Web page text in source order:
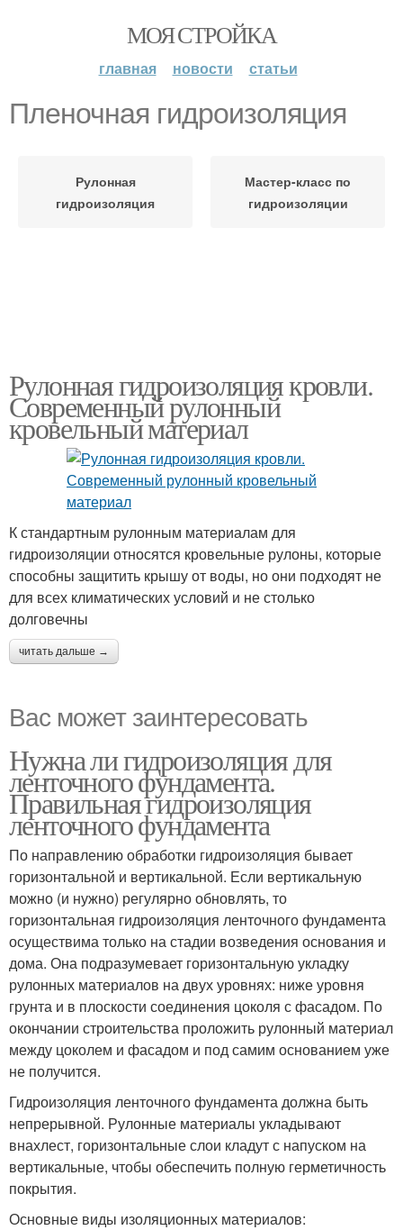
МОЯ СТРОЙКА
главная новости статьи
Пленочная гидроизоляция
Рулонная
гидроизоляция
Мастер-класс по
гидроизоляции
Рулонная гидроизоляция кровли.
Современный рулонный
кровельный материал
К стандартным рулонным материалам для
гидроизоляции относятся кровельные рулоны, которые
способны защитить крышу от воды, но они подходят не
для всех климатических условий и не столько
долговечны
читать дальше →
Вас может заинтересовать
Нужна ли гидроизоляция для
ленточного фундамента.
Правильная гидроизоляция
ленточного фундамента
По направлению обработки гидроизоляция бывает
горизонтальной и вертикальной. Если вертикальную
можно (и нужно) регулярно обновлять, то
горизонтальная гидроизоляция ленточного фундамента
осуществима только на стадии возведения основания и
дома. Она подразумевает горизонтальную укладку
рулонных материалов на двух уровнях: ниже уровня
грунта и в плоскости соединения цоколя с фасадом. По
окончании строительства проложить рулонный материал
между цоколем и фасадом и под самим основанием уже
не получится.
Гидроизоляция ленточного фундамента должна быть
непрерывной. Рулонные материалы укладывают
внахлест, горизонтальные слои кладут с напуском на
вертикальные, чтобы обеспечить полную герметичность
покрытия.
Основные виды изоляционных материалов: